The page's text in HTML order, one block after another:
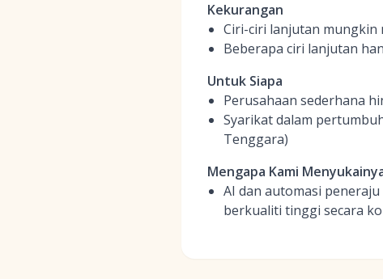
Kekurangan
Ciri-ciri lanjutan mungkin
Beberapa ciri lanjutan
Untuk Siapa
Perusahaan sederhana
Syarikat dalam
Tenggara)
Mengapa Kami
AI dan automasi
berkualiti tinggi secara